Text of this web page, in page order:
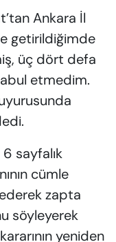
Ankara İl
getirildiğimde
üç dört defa
etmedim.
6 sayfalık
cümle
ederek zapta
söyleyerek
yeniden